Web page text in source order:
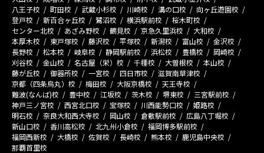
八王子校
町田校 武蔵小杉校 川崎校 溝の口校
向ヶ丘遊園校
登戸校
新百合ヶ丘校 鷺沼校 横浜駅前校
桜木町校
センター北校
あざみ野校 鶴見校 京急久里浜校
大和校
本厚木校
東戸塚校 藤沢校 平塚校 新潟校 富山校
金沢校
長野校
松本校 岐阜校 静岡駅前校 浜松校 豊橋校
岡崎校
刈谷校
金山校 名古屋（栄）校 千種校 大曽根校
本山校
藤が丘校
御器所校 一宮校 四日市校
滋賀南草津校
京都（四条烏丸）校
梅田校 大阪京橋校
天王寺校
難波(なんば)校
豊中校 江坂校 茨木校 堺東校
三宮駅前校
神戸三ノ宮校
西宮北口校 宝塚校 川西能勢口校
姫路校
明石校
奈良大和西大寺校 岡山校 倉敷駅前校
広島八丁堀校
新山口校
香川高松校 北九州小倉校
福岡博多駅前校
福岡西新校
大橋校 佐賀校 長崎校 熊本校
鹿児島中央校
那覇首里校